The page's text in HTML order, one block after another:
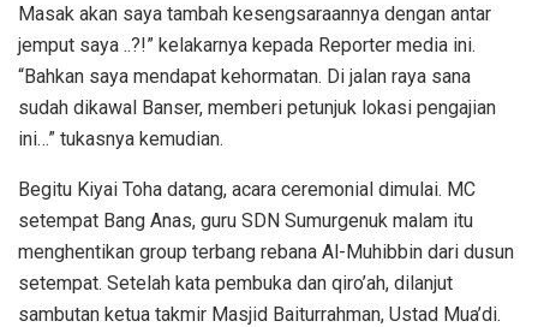
Masak akan saya tambah kesengsaraannya dengan antar
jemput saya ..?!” kelakarnya kepada Reporter media ini.
“Bahkan saya mendapat kehormatan. Di jalan raya sana
sudah dikawal Banser, memberi petunjuk lokasi pengajian
ini…” tukasnya kemudian.
Begitu Kiyai Toha datang, acara ceremonial dimulai. MC
setempat Bang Anas, guru SDN Sumurgenuk malam itu
menghentikan group terbang rebana Al-Muhibbin dari dusun
setempat. Setelah kata pembuka dan qiro’ah, dilanjut
sambutan ketua takmir Masjid Baiturrahman, Ustad Mua’di.